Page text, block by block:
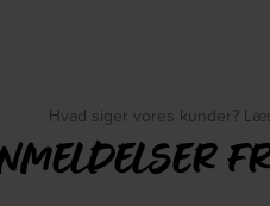
Hvad siger vores kunder?